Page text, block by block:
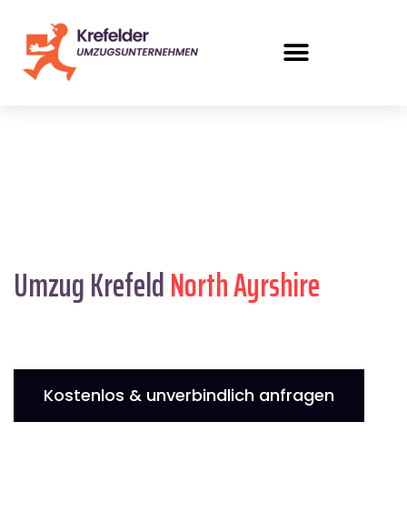
Umzug KrefeldNorth Ayrshire
Kostenlos & unverbindlich anfragen